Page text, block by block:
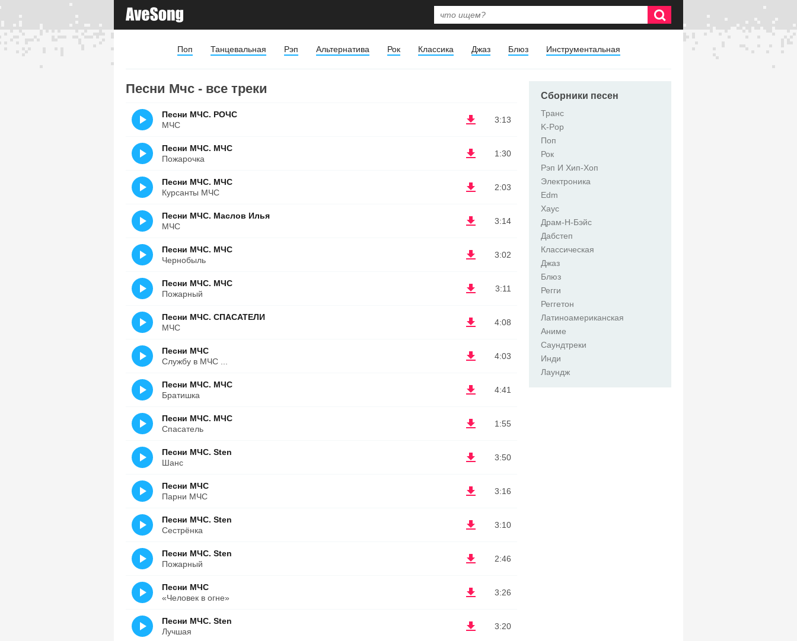
Поп Танцевальная Рэп Альтернатива Рок Классика Джаз Блюз Инструментальная
Песни Мчс - все треки
3:13
Песни МЧС. РОЧС
МЧС
1:30
Песни МЧС. МЧС
Пожарочка
2:03
Песни МЧС. МЧС
Курсанты МЧС
3:14
Песни МЧС. Маслов Илья
МЧС
3:02
Песни МЧС. МЧС
Чернобыль
3:11
Песни МЧС. МЧС
Пожарный
4:08
Песни МЧС. СПАСАТЕЛИ
МЧС
4:03
Песни МЧС
Службу в МЧС ...
4:41
Песни МЧС. МЧС
Братишка
1:55
Песни МЧС. МЧС
Спасатель
3:50
Песни МЧС. Sten
Шанс
3:16
Песни МЧС
Парни МЧС
3:10
Песни МЧС. Sten
Сестрёнка
2:46
Песни МЧС. Sten
Пожарный
3:26
Песни МЧС
«Человек в огне»
3:20
Песни МЧС. Sten
Лучшая
Сборники песен
Транс
K-Pop
Поп
Рок
Рэп И Хип-Хоп
Электроника
Edm
Хаус
Драм-Н-Бэйс
Дабстеп
Классическая
Джаз
Блюз
Регги
Реггетон
Латиноамериканская
Аниме
Саундтреки
Инди
Лаундж